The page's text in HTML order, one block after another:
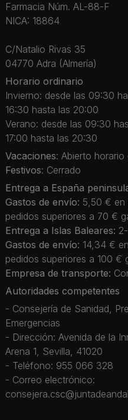
Farmacia Núm. AL-88-F
NICA: 18864
C/Natalio Rivas 35
04770 Adra (Almería)
Horario ordinario
Invierno: desde las 09:30
16:30 hasta las 20:00
Verano: desde las 09:30
17:00 hasta las 20:30
Vacaciones: Abierto horario
Festivos: Cerrado
Entrega a España
Gastos de envío: 5,50 € en
pedidos superiores a 70 €
Entrega a Islas Baleares:
Gastos de envío: 14,34 €
pedidos superiores a 100 €
Empresa de transporte:
Autoridades competentes
- Consejería de Sanidad,
Emergencias
- Dirección: Avenida de la
Arena 1, Sevilla, 41020
- Teléfono: 955 066 328
- Correo electrónico: